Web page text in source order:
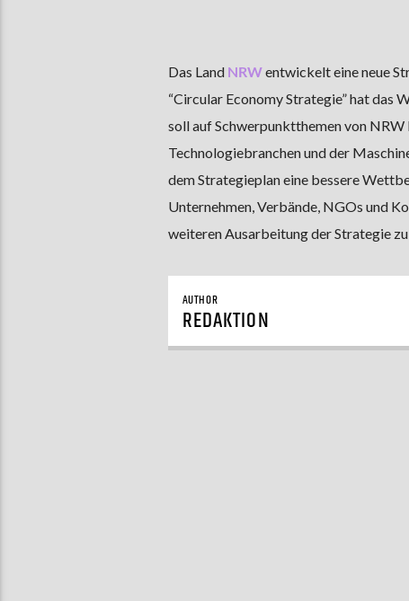
Das Land NRWentwickelt eine neue
“Circular Economy Strategie” hat
soll auf Schwerpunktthemen von
Technologiebranchen und der
dem Strategieplan eine bessere
Unternehmen, Verbände, NGOs und
weiteren Ausarbeitung der Strategie
AUTHOR
REDAKTION